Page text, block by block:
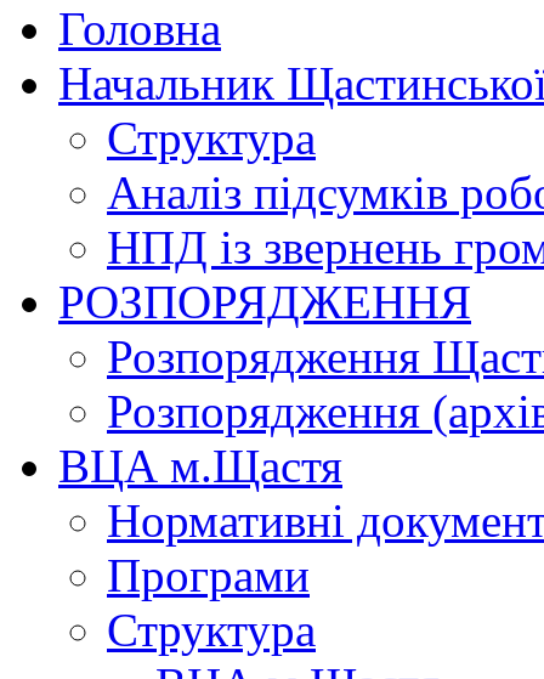
Головна
Начальник
Структура
Аналіз підсумків
НПД із звернень
РОЗПОРЯДЖЕННЯ
Розпорядження
Розпорядження
ВЦА м.Щастя
Нормативні
Програми
Структура